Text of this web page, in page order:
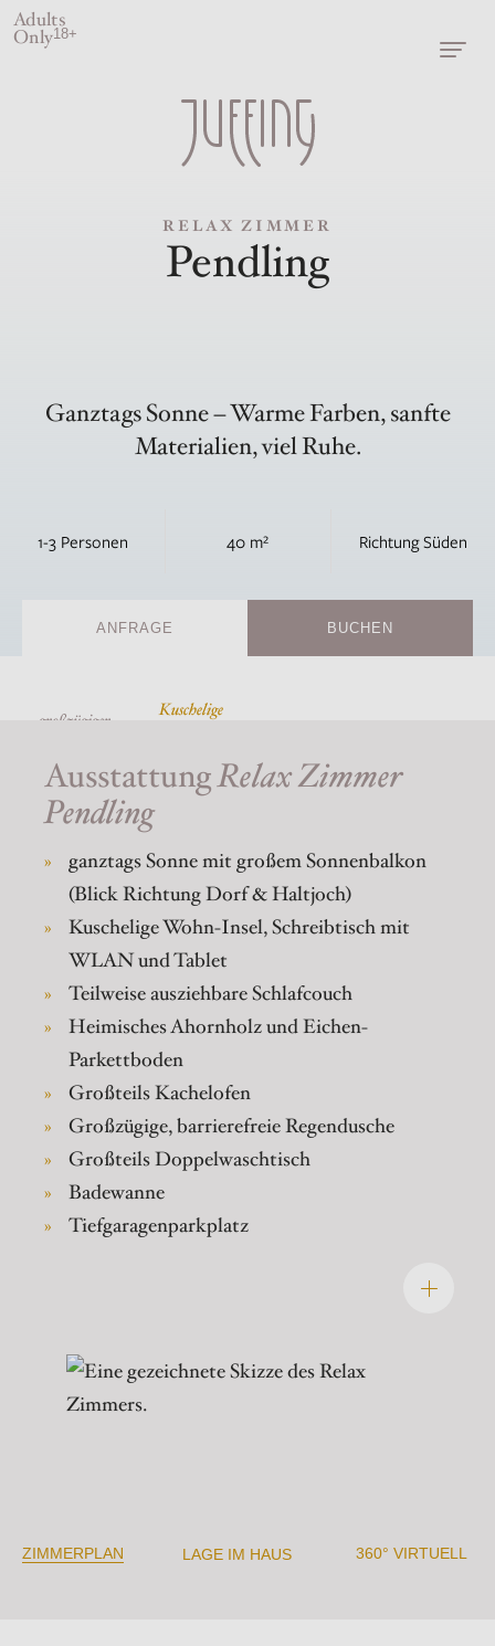
Adults
Only18+
RELAX ZIMMER
Pendling
Ganztags Sonne – Warme Farben, sanfte
Materialien, viel Ruhe.
1-3 Personen 40 m² Richtung Süden
ANFRAGE BUCHEN
großzügiger
Kuschelige
AusstattungRelax Zimmer
Pendling
ganztags Sonne mit großem Sonnenbalkon
(Blick Richtung Dorf & Haltjoch)
Kuschelige Wohn-Insel, Schreibtisch mit
WLAN und Tablet
Teilweise ausziehbare Schlafcouch
Heimisches Ahornholz und Eichen-
Parkettboden
Großteils Kachelofen
Großzügige, barrierefreie Regendusche
Großteils Doppelwaschtisch
Badewanne
Tiefgaragenparkplatz
ZIMMERPLAN LAGE IM HAUS 360° VIRTUELL